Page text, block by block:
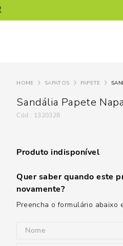
O que você
SAPATOS PAPETE
Sandália Papete
: 1320328
Produto indisponível
Quer saber quando este
novamente?
Preencha o formulário abaixo